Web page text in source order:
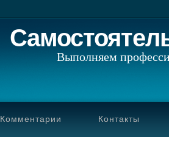
Выполняем
Комментарии Контакты